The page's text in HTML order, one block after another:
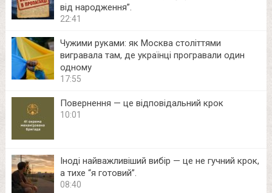
від народження”.
22:41
Чужими руками: як Москва століттями
вигравала там, де українці програвали один
одному
17:55
Повернення — це відповідальний крок
10:01
Іноді найважливіший вибір — це не гучний крок,
а тихе “я готовий”.
08:40